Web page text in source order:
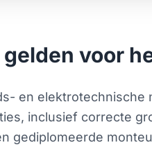
voor
en elektrotechnische
inclusief correcte
gediplomeerde